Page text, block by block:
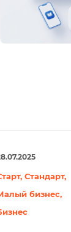
Стандарт,
бизнес,